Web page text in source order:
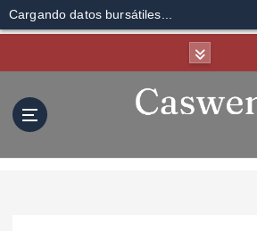
Cargando datos bursátiles...